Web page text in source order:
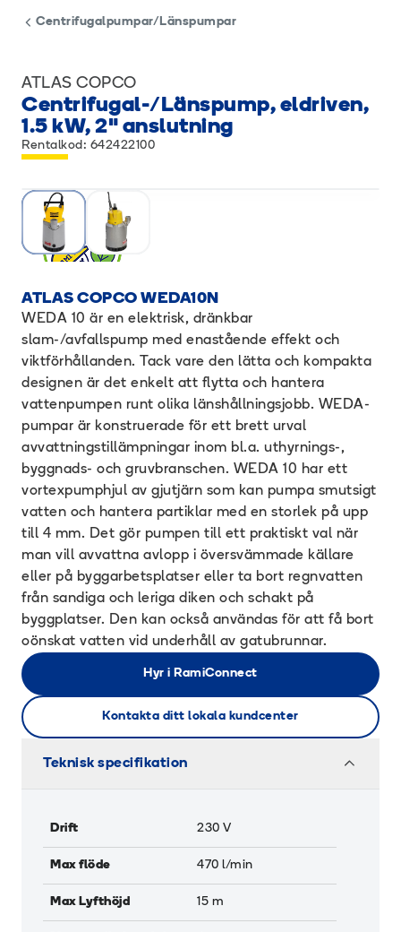
Centrifugalpumpar/Länspumpar
ATLAS COPCO
Centrifugal-/Länspump, eldriven,
1.5 kW, 2" anslutning
Rentalkod: 642422100
ATLAS COPCO WEDA10N
WEDA 10 är en elektrisk, dränkbar
slam-/avfallspump med enastående effekt och
viktförhållanden. Tack vare den lätta och kompakta
designen är det enkelt att flytta och hantera
vattenpumpen runt olika länshållningsjobb. WEDA-
pumpar är konstruerade för ett brett urval
avvattningstillämpningar inom bl.a. uthyrnings-,
byggnads- och gruvbranschen. WEDA 10 har ett
vortexpumphjul av gjutjärn som kan pumpa smutsigt
vatten och hantera partiklar med en storlek på upp
till 4 mm. Det gör pumpen till ett praktiskt val när
man vill avvattna avlopp i översvämmade källare
eller på byggarbetsplatser eller ta bort regnvatten
från sandiga och leriga diken och schakt på
byggplatser. Den kan också användas för att få bort
oönskat vatten vid underhåll av gatubrunnar.
Hyr i RamiConnect
Kontakta ditt lokala kundcenter
Teknisk specifikation
Drift 230 V
Max flöde 470 l/min
Max Lyfthöjd 15 m